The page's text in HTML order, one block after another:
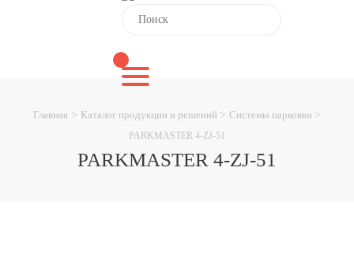
Главная > Каталог продукции и решений > Системы парковки >
PARKMASTER 4-ZJ-51
PARKMASTER 4-ZJ-51